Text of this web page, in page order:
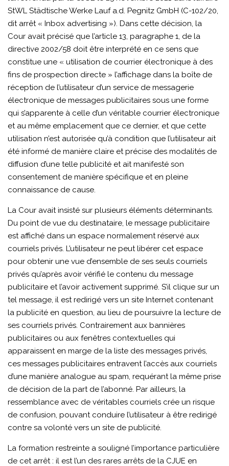
StWL Städtische Werke Lauf a.d. Pegnitz GmbH (C-102/20,
dit arrêt « Inbox advertising »). Dans cette décision, la
Cour avait précisé que l’article 13, paragraphe 1, de la
directive 2002/58 doit être interprété en ce sens que
constitue une « utilisation de courrier électronique à des
fins de prospection directe » l’affichage dans la boîte de
réception de l’utilisateur d’un service de messagerie
électronique de messages publicitaires sous une forme
qui s’apparente à celle d’un véritable courrier électronique
et au même emplacement que ce dernier, et que cette
utilisation n’est autorisée qu’à condition que l’utilisateur ait
été informé de manière claire et précise des modalités de
diffusion d’une telle publicité et ait manifesté son
consentement de manière spécifique et en pleine
connaissance de cause.
La Cour avait insisté sur plusieurs éléments déterminants.
Du point de vue du destinataire, le message publicitaire
est affiché dans un espace normalement réservé aux
courriels privés. L’utilisateur ne peut libérer cet espace
pour obtenir une vue d’ensemble de ses seuls courriels
privés qu’après avoir vérifié le contenu du message
publicitaire et l’avoir activement supprimé. S’il clique sur un
tel message, il est redirigé vers un site Internet contenant
la publicité en question, au lieu de poursuivre la lecture de
ses courriels privés. Contrairement aux bannières
publicitaires ou aux fenêtres contextuelles qui
apparaissent en marge de la liste des messages privés,
ces messages publicitaires entravent l’accès aux courriels
d’une manière analogue au spam, requérant la même prise
de décision de la part de l’abonné. Par ailleurs, la
ressemblance avec de véritables courriels crée un risque
de confusion, pouvant conduire l’utilisateur à être redirigé
contre sa volonté vers un site de publicité.
La formation restreinte a souligné l’importance particulière
de cet arrêt : il est l’un des rares arrêts de la CJUE en